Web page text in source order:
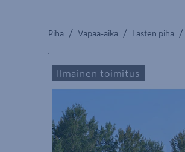
Piha / Vapaa-aika / Lasten piha /
Yksityiskohtainen kuvaus
Ilmainen toimitus